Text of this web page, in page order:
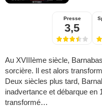
Presse
3,5
Au XVIIIème siècle,
sorcière. Il est alors
Deux siècles plus tard,
inadvertance et débarque en
transformé…